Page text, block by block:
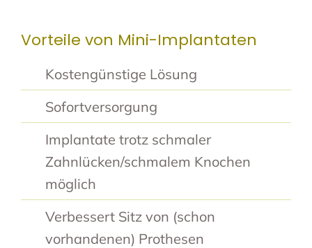
Vorteile von Mini-Implantaten
Kostengünstige Lösung
Sofortversorgung
Implantate trotz schmaler
Zahnlücken/schmalem Knochen
möglich
Verbessert Sitz von (schon
vorhandenen) Prothesen